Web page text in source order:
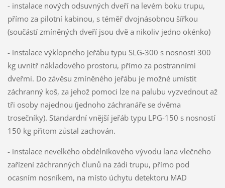
- instalace nových odsuvných dveří na levém boku trupu,
přímo za pilotní kabinou, s téměř dvojnásobnou šířkou
(součástí zmíněných dveří jsou dvě a nikoliv jedno okénko)
- instalace výklopného jeřábu typu SLG-300 s nosností 300
kg uvnitř nákladového prostoru, přímo za postranními
dveřmi. Do závěsu zmíněného jeřábu je možné umístit
záchranný koš, za jehož pomoci lze na palubu vyzvednout až
tři osoby najednou (jednoho záchranáře se dvěma
trosečníky). Standardní vnější jeřáb typu LPG-150 s nosností
150 kg přitom zůstal zachován.
- instalace nevelkého obdélníkového vývodu lana vlečného
zařízení záchranných člunů na zádi trupu, přímo pod
ocasním nosníkem, na místo úchytu detektoru MAD